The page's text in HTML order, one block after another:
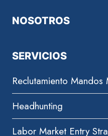
NOSOTROS
SERVICIOS
Reclutamiento
Headhunting
Labor Market Entry